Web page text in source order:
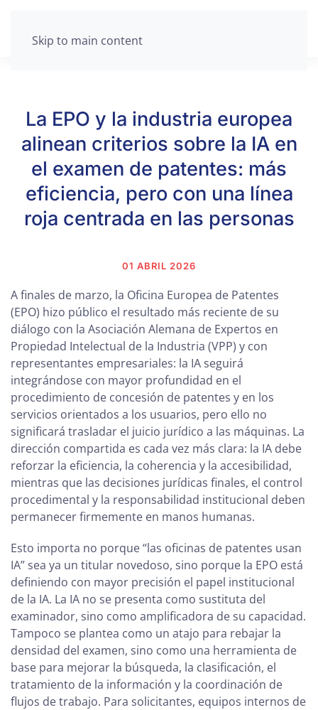
Skip to main content
La EPO y la industria europea
alinean criterios sobre la IA en
el examen de patentes: más
eficiencia, pero con una línea
roja centrada en las personas
01 ABRIL 2026
A finales de marzo, la Oficina Europea de Patentes
(EPO) hizo público el resultado más reciente de su
diálogo con la Asociación Alemana de Expertos en
Propiedad Intelectual de la Industria (VPP) y con
representantes empresariales: la IA seguirá
integrándose con mayor profundidad en el
procedimiento de concesión de patentes y en los
servicios orientados a los usuarios, pero ello no
significará trasladar el juicio jurídico a las máquinas. La
dirección compartida es cada vez más clara: la IA debe
reforzar la eficiencia, la coherencia y la accesibilidad,
mientras que las decisiones jurídicas finales, el control
procedimental y la responsabilidad institucional deben
permanecer firmemente en manos humanas.
Esto importa no porque “las oficinas de patentes usan
IA” sea ya un titular novedoso, sino porque la EPO está
definiendo con mayor precisión el papel institucional
de la IA. La IA no se presenta como sustituta del
examinador, sino como amplificadora de su capacidad.
Tampoco se plantea como un atajo para rebajar la
densidad del examen, sino como una herramienta de
base para mejorar la búsqueda, la clasificación, el
tratamiento de la información y la coordinación de
flujos de trabajo. Para solicitantes, equipos internos de